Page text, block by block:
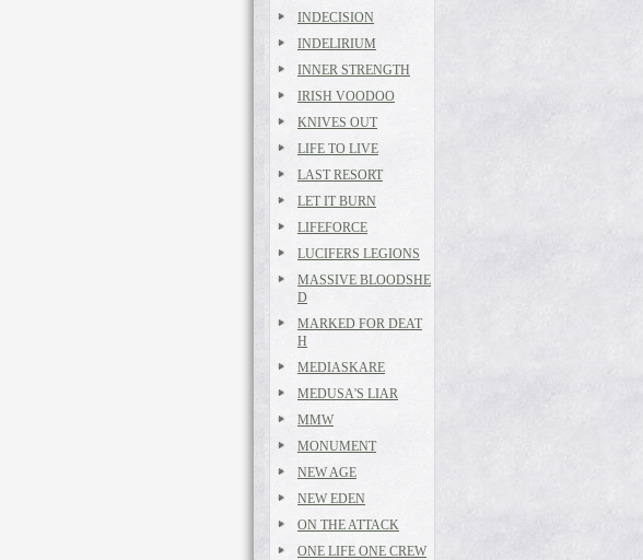
INDECISION
INDELIRIUM
INNER STRENGTH
IRISH VOODOO
KNIVES OUT
LIFE TO LIVE
LAST RESORT
LET IT BURN
LIFEFORCE
LUCIFERS LEGIONS
MASSIVE BLOODSHE
D
MARKED FOR DEAT
H
MEDIASKARE
MEDUSA'S LIAR
MMW
MONUMENT
NEW AGE
NEW EDEN
ON THE ATTACK
ONE LIFE ONE CREW